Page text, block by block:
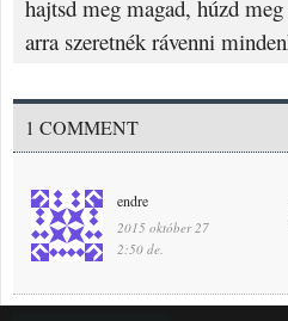
hajtsd meg magad, húzd
arra szeretnék rávenni
1 COMMENT
endre
2015 október 27
2:50 de.